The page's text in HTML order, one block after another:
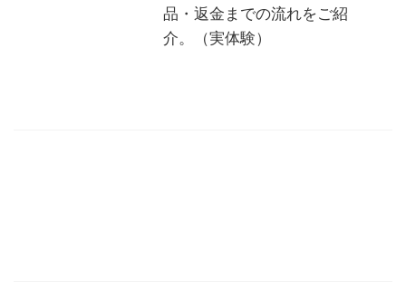
品・返金までの流れをご紹
介。（実体験）